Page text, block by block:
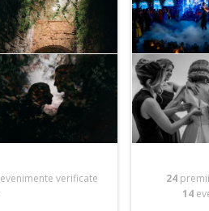
evenimente verificate
24premii
14